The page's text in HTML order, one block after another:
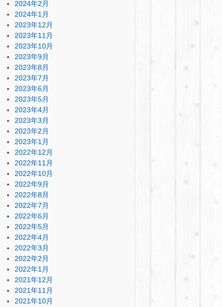
2024年2月
2024年1月
2023年12月
2023年11月
2023年10月
2023年9月
2023年8月
2023年7月
2023年6月
2023年5月
2023年4月
2023年3月
2023年2月
2023年1月
2022年12月
2022年11月
2022年10月
2022年9月
2022年8月
2022年7月
2022年6月
2022年5月
2022年4月
2022年3月
2022年2月
2022年1月
2021年12月
2021年11月
2021年10月